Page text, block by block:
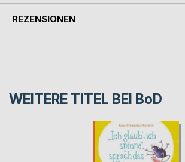
REZENSIONEN
WEITERE TITEL BEI BoD